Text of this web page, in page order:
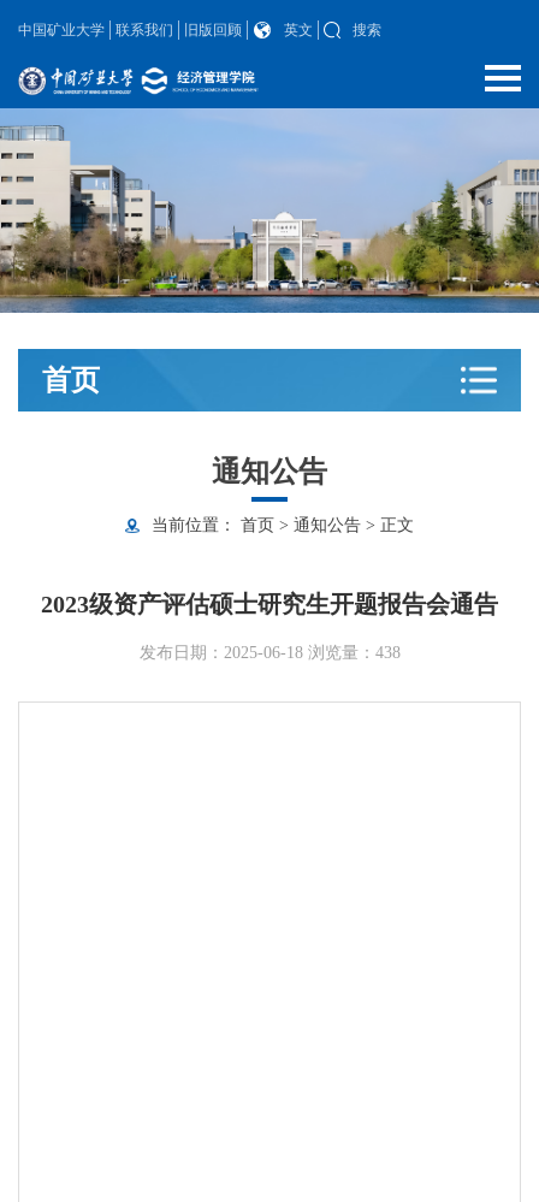
中国矿业大学 联系我们 旧版回顾 英文 搜索
首页
通知公告
当前位置： 首页 > 通知公告 > 正文
2023级资产评估硕士研究生开题报告会通告
发布日期：2025-06-18 浏览量： 438